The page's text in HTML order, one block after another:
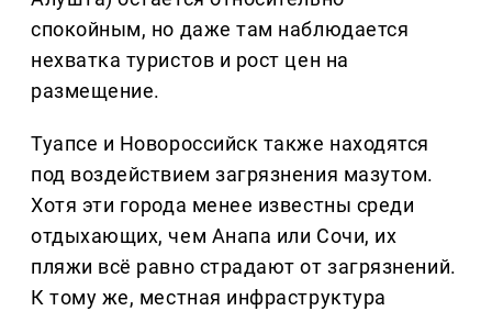
спокойным, но даже там наблюдается
нехватка туристов и рост цен на
размещение.
Туапсе и Новороссийск также находятся
под воздействием загрязнения мазутом.
Хотя эти города менее известны среди
отдыхающих, чем Анапа или Сочи, их
пляжи всё равно страдают от загрязнений.
К тому же, местная инфраструктура